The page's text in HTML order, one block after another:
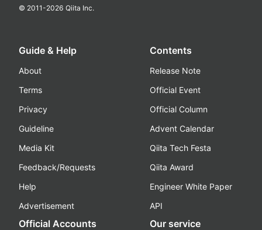
© 2011-2026 Qiita Inc.
Guide & Help
About
Terms
Privacy
Guideline
Media Kit
Feedback/Requests
Help
Advertisement
Contents
Release Note
Official Event
Official Column
Advent Calendar
Qiita Tech Festa
Qiita Award
Engineer White Paper
API
Official Accounts Our service